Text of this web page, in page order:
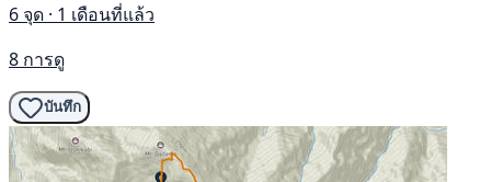
6 จุด · 1 เดือนที่แล้ว
8 การดู
บันทึก